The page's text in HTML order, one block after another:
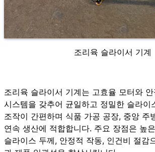
조리육 슬라이서 기계
조리육 슬라이서 기계는 고효율 모터와
시스템을 갖추어 균일하고 정밀한 슬라이
조작이 간편하며 식품 가공 공장, 중앙 주
연속 생산에 적합합니다. 주요 장점은 높
슬라이스 두께, 안정적 작동, 인건비 절감